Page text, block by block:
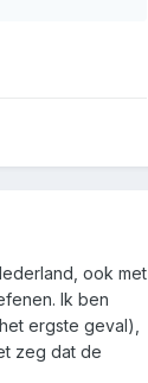
ook met
Ik ben
ergste geval),
zeg dat de